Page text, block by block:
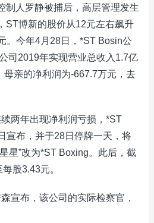
制人罗静被捕后，高层管理发生
ST博新的股价从12元左右飙升
。今年4月28日，*ST Bosin公
司2019年实现营业总收入1.7亿
母亲的净利润为-667.7万元，去
两年出现净利润亏损，*ST
宣布，并于28日停牌一天，将
星”改为*ST Boxing。此后，截
股3.43元。
宣布，该公司的实际检察官，